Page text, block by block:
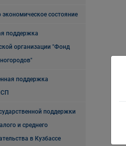
состояние
поддержка
организации "Фонд
поддержка
поддержки
и среднего
в Кузбассе